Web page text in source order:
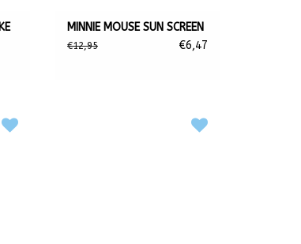
MINNIE MOUSE SUN SCREEN
€12,95 €6,47